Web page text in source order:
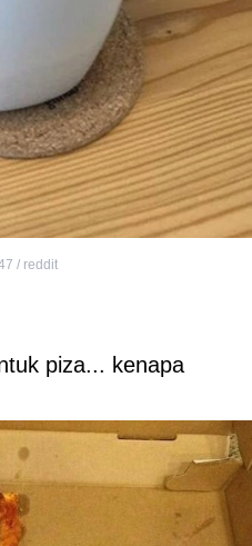
/ reddit
piza... kenapa